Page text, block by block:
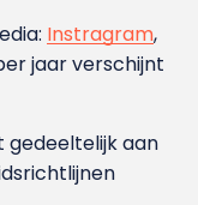
Instragram,
jaar verschijnt
gedeeltelijk aan